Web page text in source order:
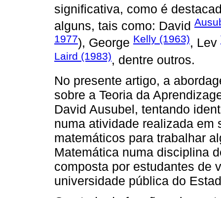
significativa, como é
alguns, tais como: David
1977), George Kelly (1963), Lev
Laird (1983), dentre outros.
No presente artigo, a
sobre a Teoria da
David Ausubel, tentando
numa atividade realizada em
matemáticos para trabalhar
Matemática numa disciplina
composta por estudantes de
universidade pública do